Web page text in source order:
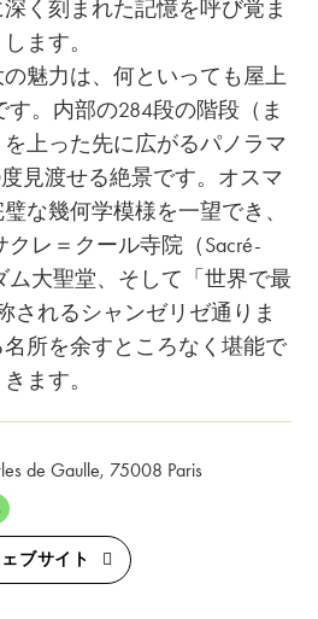
de Gaulle, 75008 Paris
下鉄 2 , 地下鉄 6 から近い
ブサイト
く刻まれた記憶を呼び覚ま
します。
魅力は、何といっても屋上
。内部の284段の階段（ま
上った先に広がるパノラマ
見渡せる絶景です。オスマ
な幾何学模様を一望でき、
レ＝クール寺院（Sacré-
ム大聖堂、そして「世界で最
されるシャンゼリゼ通りま
所を余すところなく堪能で
きます。